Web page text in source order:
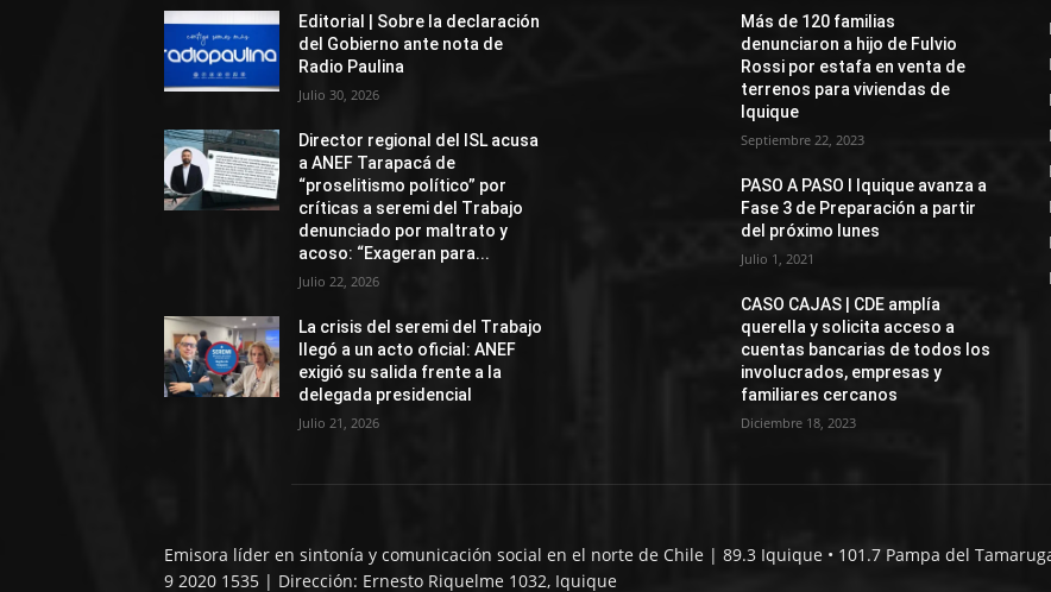
Editorial | Sobre la declaración
del Gobierno ante nota de
Radio Paulina
Julio 30, 2026
Director regional del ISL acusa
a ANEF Tarapacá de
“proselitismo político” por
críticas a seremi del Trabajo
denunciado por maltrato y
acoso: “Exageran para...
Julio 22, 2026
La crisis del seremi del Trabajo
llegó a un acto oficial: ANEF
exigió su salida frente a la
delegada presidencial
Julio 21, 2026
Más de 120 familias
denunciaron a hijo de Fulvio
Rossi por estafa en venta de
terrenos para viviendas de
Iquique
Septiembre 22, 2023
PASO A PASO I Iquique avanza a
Fase 3 de Preparación a partir
del próximo lunes
Julio 1, 2021
CASO CAJAS | CDE amplía
querella y solicita acceso a
cuentas bancarias de todos los
involucrados, empresas y
familiares cercanos
Diciembre 18, 2023
Emisora líder en sintonía y comunicación social en el norte de Chile | 89.3 Iquique • 101.7 Pampa del
9 2020 1535 | Dirección: Ernesto Riquelme 1032, Iquique